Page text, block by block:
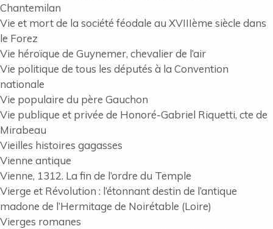
Chantemilan
Vie et mort de la société féodale au XVIIIème siècle dans
le Forez
Vie héroïque de Guynemer, chevalier de l’air
Vie politique de tous les députés à la Convention
nationale
Vie populaire du père Gauchon
Vie publique et privée de Honoré-Gabriel Riquetti, cte de
Mirabeau
Vieilles histoires gagasses
Vienne antique
Vienne, 1312. La fin de l’ordre du Temple
Vierge et Révolution : l’étonnant destin de l’antique
madone de l’Hermitage de Noirétable (Loire)
Vierges romanes